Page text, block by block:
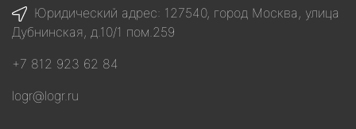
Юридический адрес: 127540, город Москва, улица
Дубнинская, д.10/1 пом.259
+7 812 923 62 84
logr@logr.ru